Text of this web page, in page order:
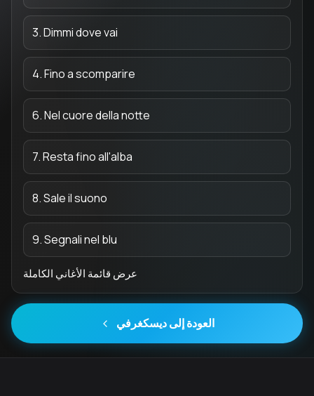
3. Dimmi dove vai
4. Fino a scomparire
6. Nel cuore della notte
7. Resta fino all'alba
8. Sale il suono
9. Segnali nel blu
عرض قائمة الأغاني الكاملة
العودة إلى ديسكغرفي